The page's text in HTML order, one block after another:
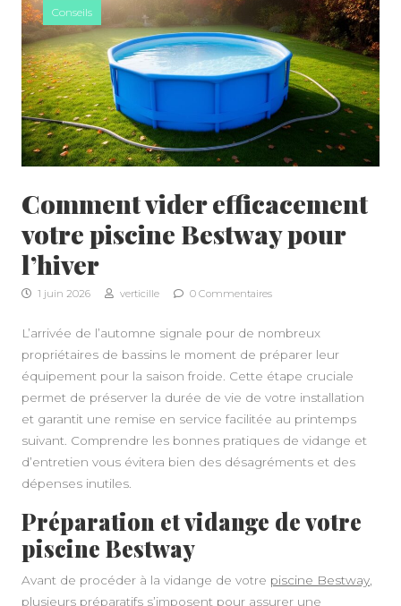
Conseils
Comment vider efficacement
votre piscine Bestway pour
l’hiver
1 juin 2026 verticille 0 Commentaires
L’arrivée de l’automne signale pour de nombreux
propriétaires de bassins le moment de préparer leur
équipement pour la saison froide. Cette étape cruciale
permet de préserver la durée de vie de votre installation
et garantit une remise en service facilitée au printemps
suivant. Comprendre les bonnes pratiques de vidange et
d’entretien vous évitera bien des désagréments et des
dépenses inutiles.
Préparation et vidange de votre
piscine Bestway
Avant de procéder à la vidange de votre piscine Bestway,
plusieurs préparatifs s’imposent pour assurer une